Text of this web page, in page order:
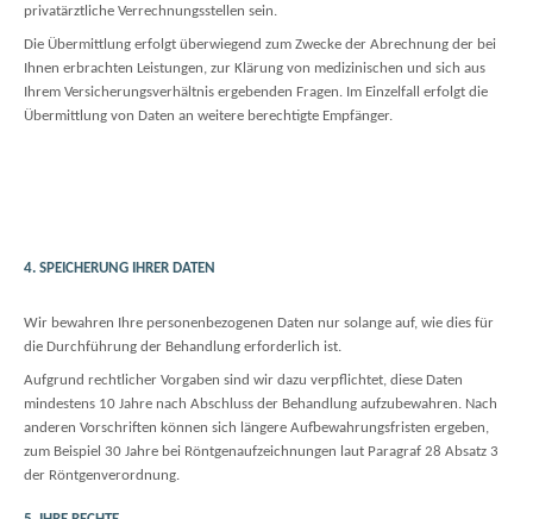
privatärztliche Verrechnungsstellen sein.
Die Übermittlung erfolgt überwiegend zum Zwecke der Abrechnung der bei
Ihnen erbrachten Leistungen, zur Klärung von medizinischen und sich aus
Ihrem Versicherungsverhältnis ergebenden Fragen. Im Einzelfall erfolgt die
Übermittlung von Daten an weitere berechtigte Empfänger.
4. SPEICHERUNG IHRER DATEN
Wir bewahren Ihre personenbezogenen Daten nur solange auf, wie dies für
die Durchführung der Behandlung erforderlich ist.
Aufgrund rechtlicher Vorgaben sind wir dazu verpflichtet, diese Daten
mindestens 10 Jahre nach Abschluss der Behandlung aufzubewahren. Nach
anderen Vorschriften können sich längere Aufbewahrungsfristen ergeben,
zum Beispiel 30 Jahre bei Röntgenaufzeichnungen laut Paragraf 28 Absatz 3
der Röntgenverordnung.